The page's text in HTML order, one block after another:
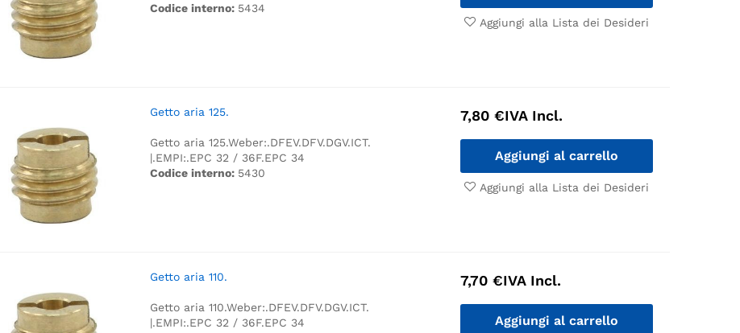
Codice interno: 5434
Aggiungi alla Lista dei Desideri
Getto aria 125.
Getto aria 125.Weber:.DFEV.DFV.DGV.ICT.
|.EMPI:.EPC 32 / 36F.EPC 34
Codice interno: 5430
7,80 €IVA Incl.
Aggiungi al carrello
Aggiungi alla Lista dei Desideri
Getto aria 110.
Getto aria 110.Weber:.DFEV.DFV.DGV.ICT.
|.EMPI:.EPC 32 / 36F.EPC 34
7,70 €IVA Incl.
Aggiungi al carrello